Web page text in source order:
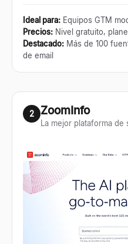
Ideal para: Equipos GTM
Precios: Nivel gratuito,
Destacado: Más de 100
de email
2 ZoomInfo
La mejor plataforma de